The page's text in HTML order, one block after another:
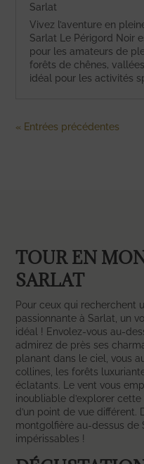
Sarlat
Vivez l’aventure en
Sarlat Le Périgord Noir
pour les amateurs de
forêts de chênes,
idéal pour les activités
« Entrées précédentes
TOUR EN
SARLAT
Pour ceux qui recherchent
passionnante à Sarlat, un
idéal ! Envolez-vous au-
admirez de près ses
planant dans le ciel, vous
collines, les forêts
éclatants. Le vent vous
inoubliable d’explorer
d’un point de vue différent.
montgolfière au-dessus de
impérissables !